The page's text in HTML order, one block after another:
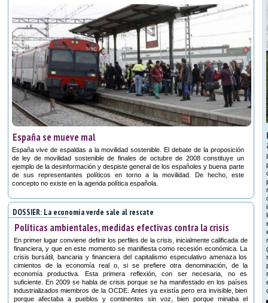
España se mueve mal
España vive de espaldas a la movilidad sostenible. El debate de la proposición
de ley de movilidad sostenible de finales de octubre de 2008 constituye un
ejemplo de la desinformación y despiste general de los españoles y buena parte
de sus representantes políticos en torno a la movilidad. De hecho, este
concepto no existe en la agenda política española.
DOSSIER: La economía verde sale al rescate
Políticas ambientales, medidas efectivas contra la crisis
En primer lugar conviene definir los perfiles de la crisis, inicialmente calificada de
financiera, y que en este momento se manifiesta como recesión económica. La
crisis bursátil, bancaria y financiera del capitalismo especulativo amenaza los
cimientos de la economía real o, si se prefiere otra denominación, de la
economía productiva. Esta primera reflexión, con ser necesaria, no es
suficiente. En 2009 se habla de crisis porque se ha manifestado en los países
industrializados miembros de la OCDE. Antes ya existía pero era invisible, bien
porque afectaba a pueblos y continentes sin voz, bien porque minaba el